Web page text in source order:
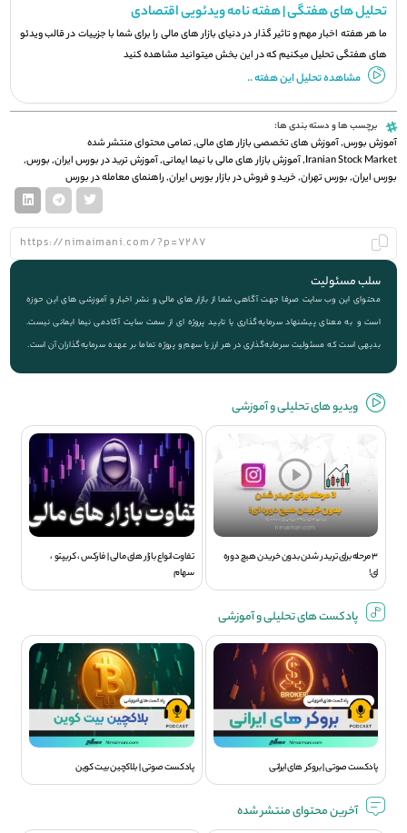
تحلیل های هفتگی | هفته نامه ویدئویی اقتصادی
ما هر هفته اخبار مهم و تاثیر گذار در دنیای بازار های مالی را برای شما با جزيیات در قالب ویدئو
های هفتگی تحلیل میکنیم که در این بخش میتوانید مشاهده کنید
مشاهده تحلیل این هفته ..
برچسب ها و دسته بندی ها:
آموزش بورس,آموزش های تخصصی بازار های مالی,تمامی محتوای منتشر شده
Iranian Stock Market
,آموزش بازار های مالی با نیما ایمانی,آموزش ترید در بورس ایران,بورس,
بورس ایران,بورس تهران,خرید و فروش در بازار بورس ایران,راهنمای معامله در بورس
سلب مسئولیت
محتوای این وب سایت صرفا جهت آگاهی شما از بازار های مالی و نشر اخبار و آموزشی های این حوزه
است و به معنای پیشنهاد سرمایه‌گذاری یا تایید پروژه ای از سمت سایت آکادمی نیما ایمانی نیست.
بدیهی است که مسئولیت سرمایه‌گذاری در هر ارز یا سهم و پروژه تماما بر عهده سرمایه‌گذاران آن است.
ویديو های تحلیلی و آموزشی
3 مرحله برای تریدر شدن بدون خریدن هیچ دوره
ای!
تفاوت انواع بازار های مالی | فارکس ، کریپتو ،
سهام
پادکست های تحلیلی و آموزشی
پادکست صوتی | بروکر های ایرانی پادکست صوتی | بلاکچین بیت کوین
آخرین محتوای منتشر شده